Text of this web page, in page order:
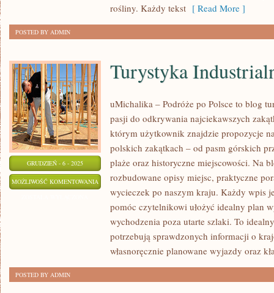
rośliny. Każdy tekst [ Read More ]
POSTED BY ADMIN
GRUDZIEŃ - 6 - 2025
MOŻLIWOŚĆ KOMENTOWANIA TURYSTYKA
INDUSTRIALNA
Turystyka
uMichalika – Podróże po Polsce to blog
pasji do odkrywania najciekawszych
którym użytkownik znajdzie propozycje
polskich zakątkach – od pasm górskich
plaże oraz historyczne miejscowości. Na
rozbudowane opisy miejsc, praktyczne
wycieczek po naszym kraju. Każdy wpis
pomóc czytelnikowi ułożyć idealny plan
wychodzenia poza utarte szlaki. To
potrzebują sprawdzonych informacji o
własnoręcznie planowane wyjazdy oraz
POSTED BY ADMIN